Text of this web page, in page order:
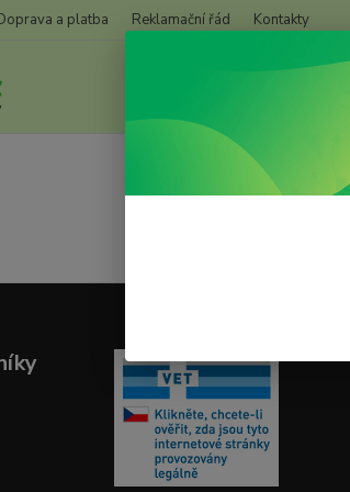
a platba Reklamační řád Kontakty